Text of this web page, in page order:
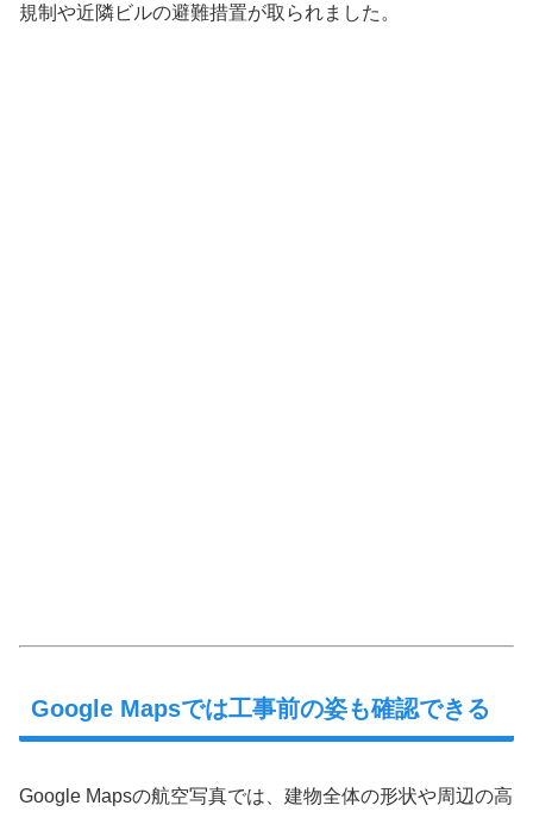
規制や近隣ビルの避難措置が取られました。
Google Mapsでは工事前の姿も確認できる
Google Mapsの航空写真では、建物全体の形状や周辺の高